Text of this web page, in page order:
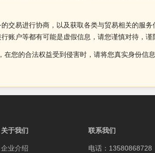
交易进行协商，以及获取各类与贸易相关的服
账户等都有可能是虚假信息，请您谨慎对待，谨
您的合法权益受到侵害时，请将您真实身份信
关于我们
企业介绍
联系我们
电话：13580868728